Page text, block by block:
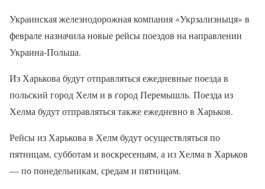
Украинская железнодорожная компания «Укрзализныця» в
феврале назначила новые рейсы поездов на направлении
Украина-Польша.
Из Харькова будут отправляться ежедневные поезда в
польский город Хелм и в город Перемышль. Поезда из
Хелма будут отправляться также ежедневно в Харьков.
Рейсы из Харькова в Хелм будут осуществляться по
пятницам, субботам и воскресеньям, а из Хелма в Харьков
— по понедельникам, средам и пятницам.